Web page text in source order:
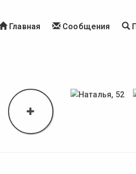
Главная Сообщения